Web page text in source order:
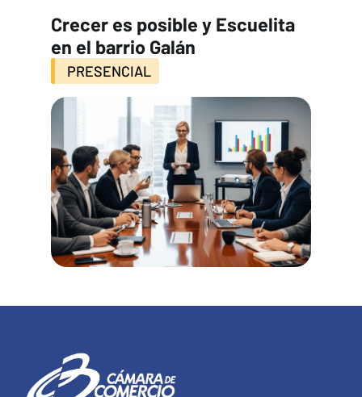
Crecer es posible y Escuelita
en el barrio Galán
PRESENCIAL